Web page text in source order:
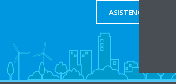
ASISTENCIA TÉCNICA